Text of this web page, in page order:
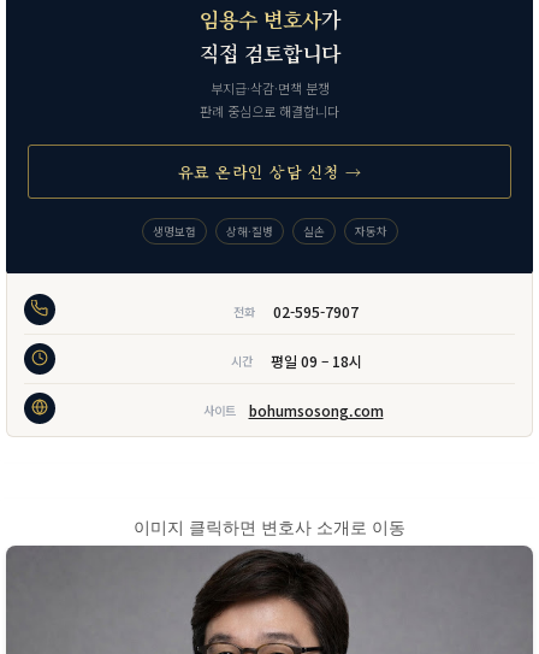
임용수 변호사가
직접 검토합니다
부지급·삭감·면책 분쟁
판례 중심으로 해결합니다
유료 온라인 상담 신청 →
생명보험 상해·질병 실손 자동차
전화 02-595-7907
시간 평일 09 – 18시
사이트 bohumsosong.com
이미지 클릭하면 변호사 소개로 이동